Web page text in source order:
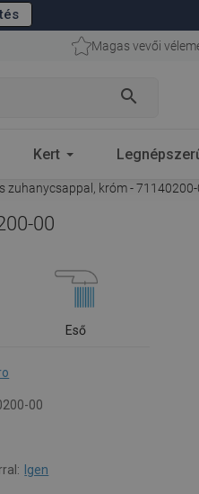
Magas vevői
search
Kert
zuhanycsappal, króm -
00
Eső
00
Igen